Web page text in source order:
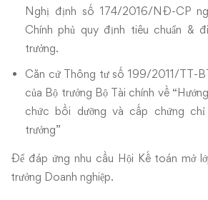
K118
Nghị định số 174/2016/NĐ-CP
Chính phủ quy định tiêu chuẩn &
trưởng.
Căn cứ Thông tư số 199/2011/TT-
của Bộ trưởng Bộ Tài chính về
chức bồi dưỡng và cấp chứng
trưởng”
Để đáp ứng nhu cầu Hội Kế toán mở
trưởng Doanh nghiệp.